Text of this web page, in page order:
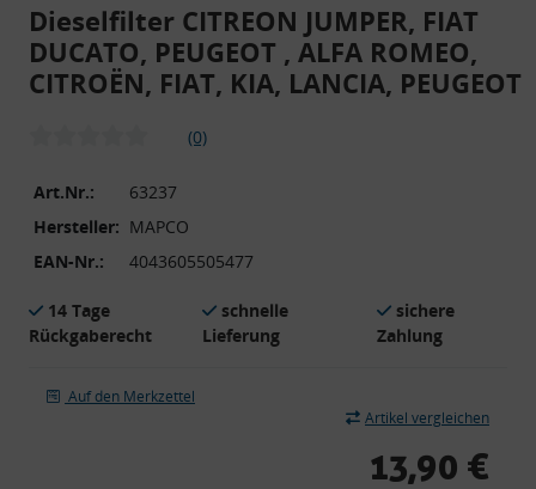
Dieselfilter CITREON JUMPER, FIAT
DUCATO, PEUGEOT , ALFA ROMEO,
CITROËN, FIAT, KIA, LANCIA, PEUGEOT
(0)
Art.Nr.:
63237
Hersteller: MAPCO
EAN-Nr.:
4043605505477
14 Tage
Rückgaberecht
schnelle
Lieferung
sichere
Zahlung
Auf den Merkzettel
Artikel vergleichen
13,90 €